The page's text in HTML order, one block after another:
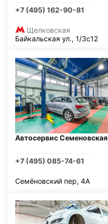
+7 (495) 162-90-81
Щелковская
Байкальская ул., 1/3с12
Автосервис Семеновская
+7 (495) 085-74-61
Семёновский пер, 4А